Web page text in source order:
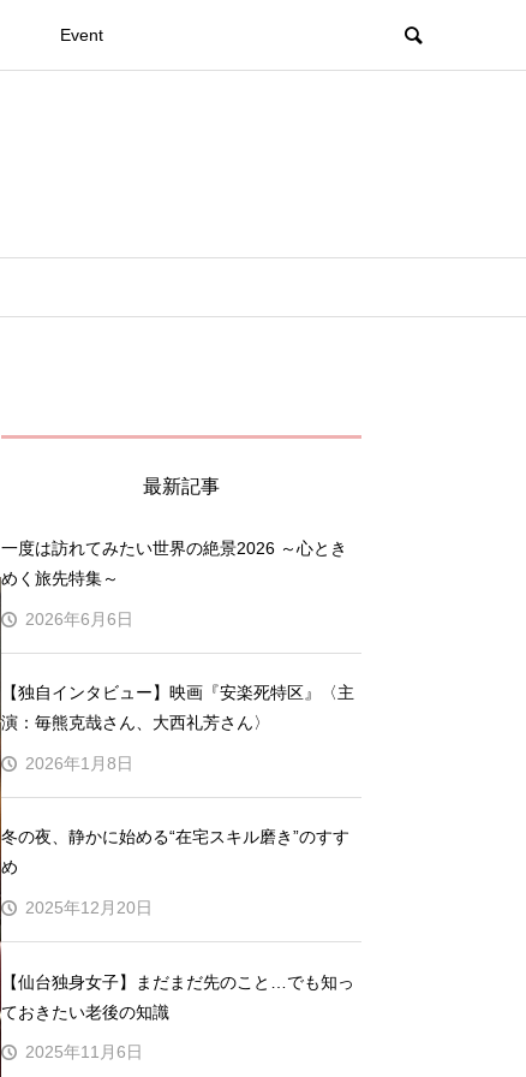
Event
最新記事
一度は訪れてみたい世界の絶景2026 ～心とき
めく旅先特集～
2026年6月6日
【独自インタビュー】映画『安楽死特区』〈主
演：毎熊克哉さん、大西礼芳さん〉
2026年1月8日
冬の夜、静かに始める“在宅スキル磨き”のすす
め
2025年12月20日
【仙台独身女子】まだまだ先のこと…でも知っ
ておきたい老後の知識
2025年11月6日